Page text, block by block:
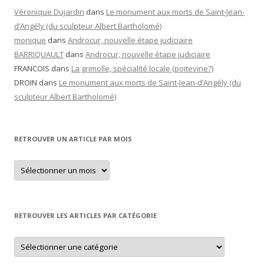
Véronique Dujardin dans Le monument aux morts de Saint-Jean-
d’Angély (du sculpteur Albert Bartholomé)
monique dans Androcur, nouvelle étape judiciaire
BARRIQUAULT dans Androcur, nouvelle étape judiciaire
FRANCOIS dans La grimolle, spécialité locale (poitevine?)
DROIN dans Le monument aux morts de Saint-Jean-d’Angély (du
sculpteur Albert Bartholomé)
RETROUVER UN ARTICLE PAR MOIS
Retrouver
un
article
RETROUVER LES ARTICLES PAR CATÉGORIE
Retrouver
les
articles